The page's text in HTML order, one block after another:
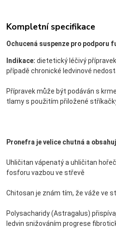
Kompletní specifikace
Ochucená suspenze pro podporu
Indikace:dietetický léčivý
případě chronické ledvinové
Přípravek může být podáván s
tlamy s použitím přiložené
Pronefra je velice chutná a
Uhličitan vápenatý a uhličitan
fosforu vazbou ve střevě
Chitosan je znám tím, že váže ve
Polysacharidy (Astragalus)
ledvin snižováním progrese